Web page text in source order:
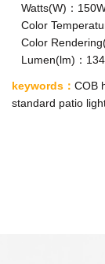
Watts(W)：
Color
Color
Lumen(lm)：
keywords ： COB
standard patio